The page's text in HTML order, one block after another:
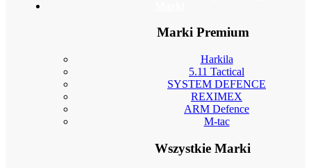
Marki Premium
Harkila
5.11 Tactical
SYSTEM DEFENCE
REXIMEX
ARM Defence
M-tac
Wszystkie Marki